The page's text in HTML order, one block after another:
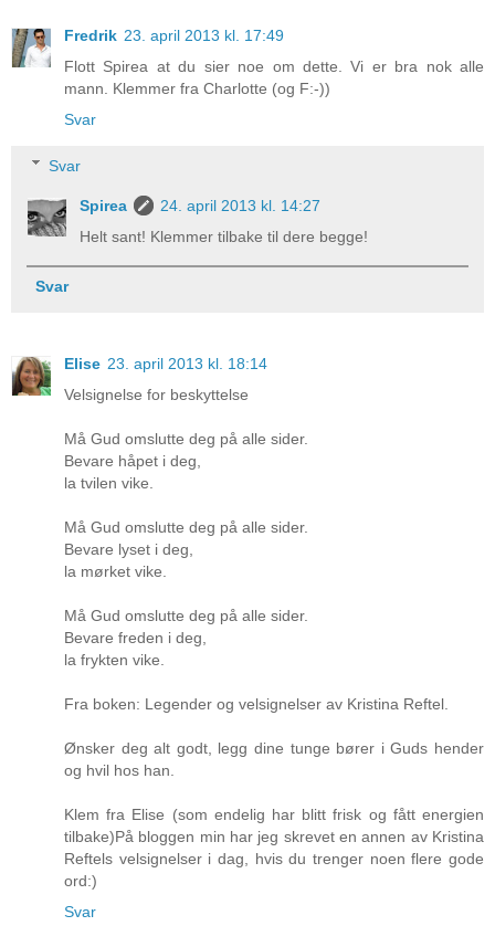
Fredrik 23. april 2013 kl. 17:49
Flott Spirea at du sier noe om dette. Vi er bra nok alle
mann. Klemmer fra Charlotte (og F:-))
Svar
Svar
Spirea
24. april 2013 kl. 14:27
Helt sant! Klemmer tilbake til dere begge!
Svar
Elise 23. april 2013 kl. 18:14
Velsignelse for beskyttelse
Må Gud omslutte deg på alle sider.
Bevare håpet i deg,
la tvilen vike.
Må Gud omslutte deg på alle sider.
Bevare lyset i deg,
la mørket vike.
Må Gud omslutte deg på alle sider.
Bevare freden i deg,
la frykten vike.
Fra boken: Legender og velsignelser av Kristina Reftel.
Ønsker deg alt godt, legg dine tunge bører i Guds hender
og hvil hos han.
Klem fra Elise (som endelig har blitt frisk og fått energien
tilbake)På bloggen min har jeg skrevet en annen av Kristina
Reftels velsignelser i dag, hvis du trenger noen flere gode
ord:)
Svar